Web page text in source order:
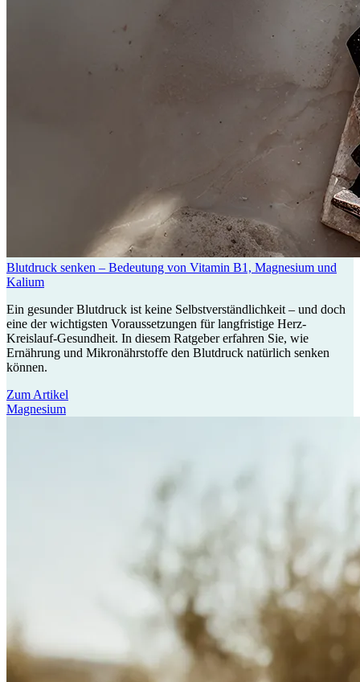
Blutdruck senken – Bedeutung von Vitamin B1, Magnesium und
Kalium
Ein gesunder Blutdruck ist keine Selbstverständlichkeit – und doch
eine der wichtigsten Voraussetzungen für langfristige Herz-
Kreislauf-Gesundheit. In diesem Ratgeber erfahren Sie, wie
Ernährung und Mikronährstoffe den Blutdruck natürlich senken
können.
Zum Artikel
Magnesium